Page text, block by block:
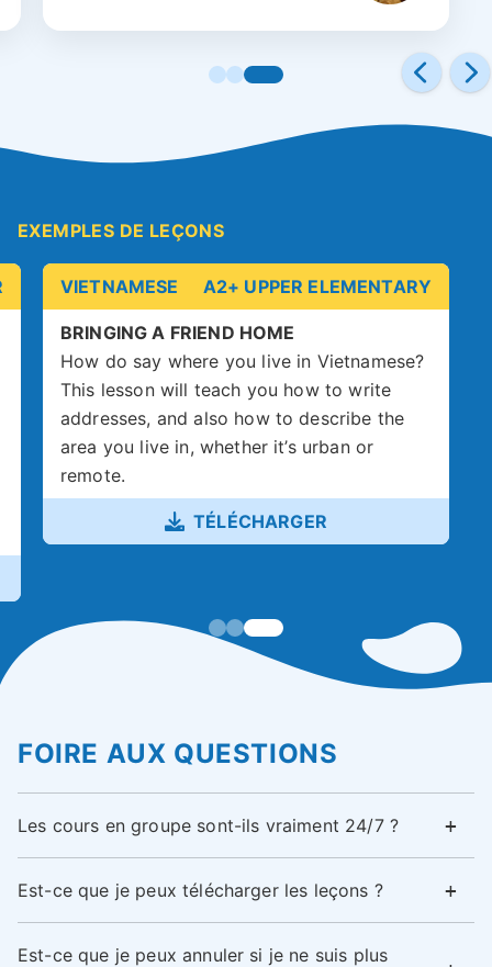
EXEMPLES DE LEÇONS
VIETNAMESE A2+ UPPER ELEMENTARY
BRINGING A FRIEND HOME
How do say where you live in Vietnamese?
This lesson will teach you how to write
addresses, and also how to describe the
area you live in, whether it’s urban or
remote.
TÉLÉCHARGER
FOIRE AUX QUESTIONS
Les cours en groupe sont-ils vraiment 24/7 ?
Est-ce que je peux télécharger les leçons ?
Est-ce que je peux annuler si je ne suis plus